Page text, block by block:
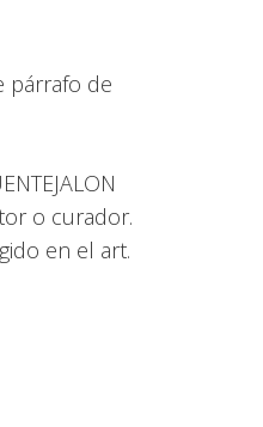
párrafo de
o curador.
en el art.